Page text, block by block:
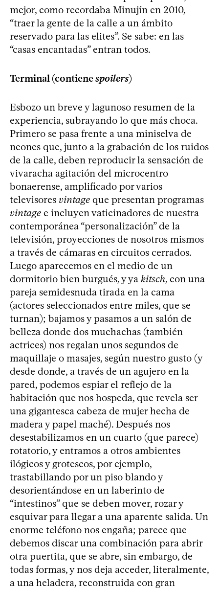
mejor, como recordaba Minujín en 2010,
“traer la gente de la calle a un ámbito
reservado para las elites”. Se sabe: en las
“casas encantadas” entran todos.
Terminal (contienespoilers)
Esbozo un breve y lagunoso resumen de la
experiencia, subrayando lo que más choca.
Primero se pasa frente a una miniselva de
neones que, junto a la grabación de los ruidos
de la calle, deben reproducir la sensación de
vivaracha agitación del microcentro
bonaerense, amplificado por varios
televisores vintage que presentan programas
vintage e incluyen vaticinadores de nuestra
contemporánea “personalización” de la
televisión, proyecciones de nosotros mismos
a través de cámaras en circuitos cerrados.
Luego aparecemos en el medio de un
dormitorio bien burgués, y ya kitsch, con una
pareja semidesnuda tirada en la cama
(actores seleccionados entre miles, que se
turnan); bajamos y pasamos a un salón de
belleza donde dos muchachas (también
actrices) nos regalan unos segundos de
maquillaje o masajes, según nuestro gusto (y
desde donde, a través de un agujero en la
pared, podemos espiar el reflejo de la
habitación que nos hospeda, que revela ser
una gigantesca cabeza de mujer hecha de
madera y papel maché). Después nos
desestabilizamos en un cuarto (que parece)
rotatorio, y entramos a otros ambientes
ilógicos y grotescos, por ejemplo,
trastabillando por un piso blando y
desorientándose en un laberinto de
“intestinos” que se deben mover, rozar y
esquivar para llegar a una aparente salida. Un
enorme teléfono nos engaña; parece que
debemos discar una combinación para abrir
otra puertita, que se abre, sin embargo, de
todas formas, y nos deja acceder, literalmente,
a una heladera, reconstruida con gran